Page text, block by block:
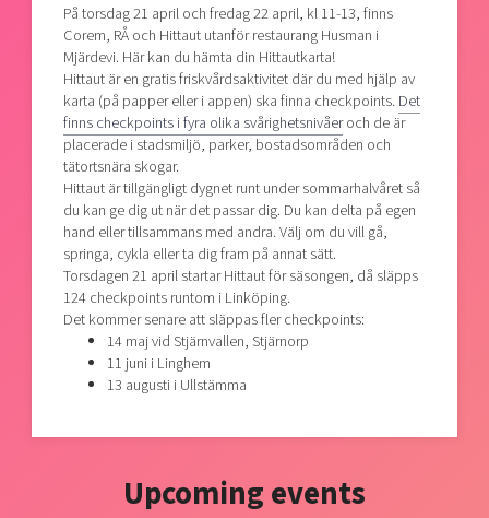
Current offers and activities
Reach out to us
Locations
På torsdag 21 april och fredag 22 april, kl 11-13, finns
Corem, RÅ och Hittaut utanför restaurang Husman i
Mjärdevi. Här kan du hämta din Hittautkarta!
Hittaut är en gratis friskvårdsaktivitet där du med hjälp av
karta (på papper eller i appen) ska finna checkpoints. Det
finns checkpoints i fyra olika svårighetsnivåeroch de är
placerade i stadsmiljö, parker, bostadsområden och
tätortsnära skogar.
Hittaut är tillgängligt dygnet runt under sommarhalvåret så
du kan ge dig ut när det passar dig. Du kan delta på egen
hand eller tillsammans med andra. Välj om du vill gå,
springa, cykla eller ta dig fram på annat sätt.
Torsdagen 21 april startar Hittaut för säsongen, då släpps
124 checkpoints runtom i Linköping.
Det kommer senare att släppas fler checkpoints:
14 maj vid Stjärnvallen, Stjärnorp
11 juni i Linghem
13 augusti i Ullstämma
Upcoming events